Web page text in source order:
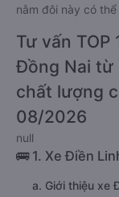
nằm đôi này có thể
Tư vấn
Đồng Nai từ
chất lượng
08/2026
null
🚌 1. Xe Điền
a. Giới thiệu xe